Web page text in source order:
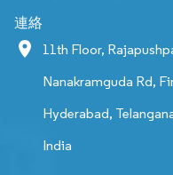
連絡
11th Floor,
Nanakramguda Rd,
Hyderabad,
India